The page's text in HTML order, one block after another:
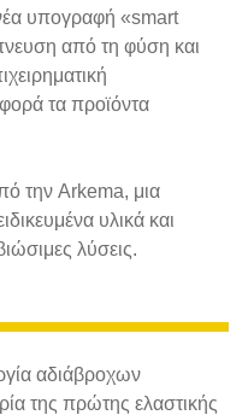
υπογραφή «smart
από τη φύση και
τα προϊόντα
την Arkema, μια
υλικά και
λύσεις.
αδιάβροχων
της πρώτης ελαστικής